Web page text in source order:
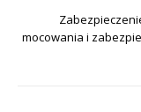
mocowania i